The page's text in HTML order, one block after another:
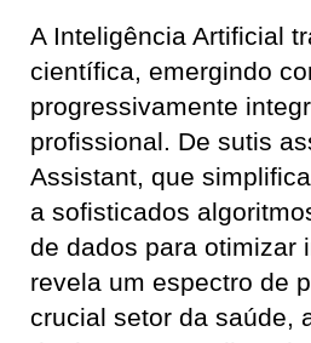
A Inteligência Artificial
científica, emergindo
progressivamente
profissional. De sutis
Assistant, que
a sofisticados
de dados para otimizar
revela um espectro de
crucial setor da saúde,